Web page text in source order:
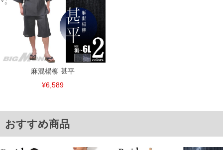
※【返品交換について】
返品交換希望の方は、商品到着後1週間以内にご連絡ください。
下着(肌着)やワイシャツは商品の性質上、返品交換不可とさせて頂いております。予め
ご了承くださいませ。
※【ボトムの裾上げをご希望の場合】
裾上げ料金は500円+税となります。
上の品が対象。1本5,999円以下の商品は有料（500円+税）となります。）
尚、裾上げした商品は返品・交換不可となりますので、予めご了承下さい。
※商品によって若干のサイズの誤差がございます。また、お客様がご使用の環境（コ
ンピュータ画面）によって、商品の色味が若干異なる場合がございます。予めご了承
麻混楊柳 甚平
¥6,589
おすすめ商品